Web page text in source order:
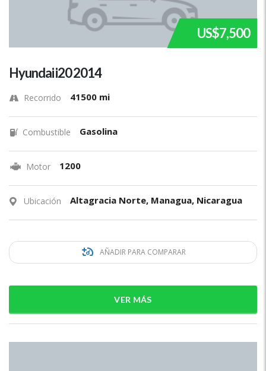
US$7,500
Hyundai i20 2014
Recorrido 41500 mi
Combustible Gasolina
Motor 1200
Ubicación Altagracia Norte, Managua, Nicaragua
AÑADIR PARA COMPARAR
VER MÁS